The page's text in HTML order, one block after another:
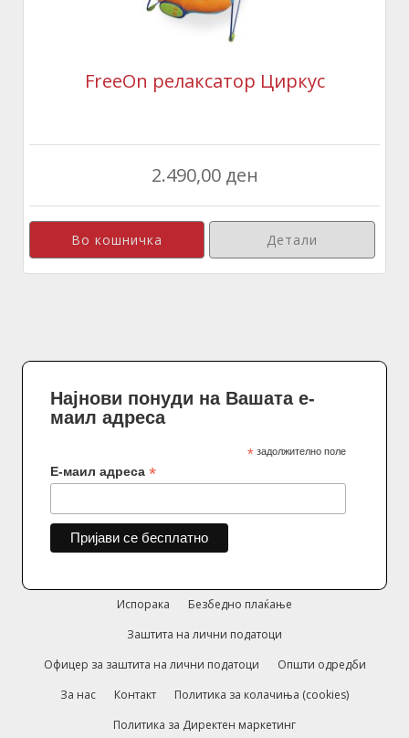
FreeOn релаксатор Циркус
2.490,00 ден
Детали
Најнови понуди на Вашата е-
маил адреса
* задолжително поле
Е-маил адреса *
Испорака
Безбедно плаќање
Заштита на лични податоци
Офицер за заштита на лични податоци
Општи одредби
За нас
Контакт
Политика за колачиња (cookies)
Политика за Директен маркетинг